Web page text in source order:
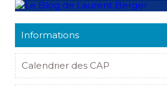
Informations
Calendrier des CAP